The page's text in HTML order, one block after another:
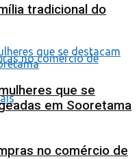
no comércio de
tradicional do
que se
em Sooretama